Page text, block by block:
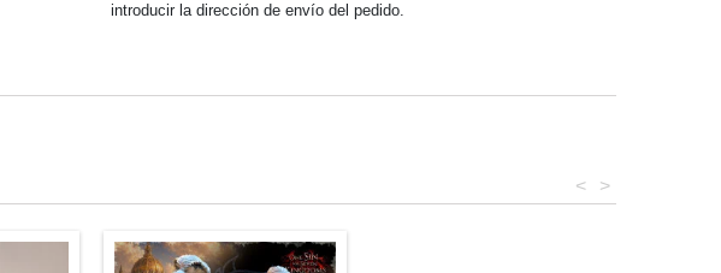
introducir la dirección de envío del pedido.
>
<